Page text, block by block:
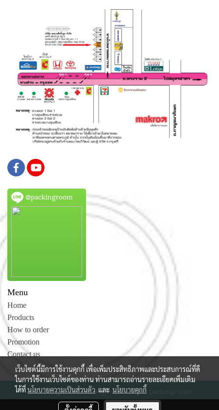
@packingroom
Menu
Home
Products
How to order
Promotion
Contact us
© Copyright 2015 All Rights Reserved. packingroom
ผู้เข้าชมวันนี้ 385
เว็บไซต์นี้มีการใช้งานคุกกี้ เพื่อเพิ่มประสิทธิภาพและประสบการณ์ที่ดี
ในการใช้งานเว็บไซต์ของท่าน ท่านสามารถอ่านรายละเอียดเพิ่มเติม
ได้ที่นโยบายความเป็นส่วนตัวและนโยบายคุกกี้